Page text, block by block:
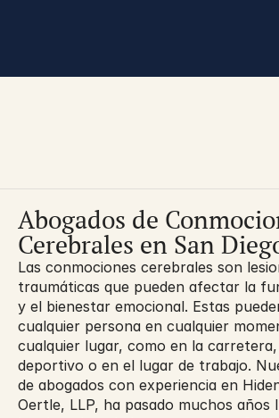
Abogados de
Cerebrales en San
Las conmociones cerebrales son
traumáticas que pueden afectar la
y el bienestar emocional. Estas
cualquier persona en cualquier
cualquier lugar, como en la
deportivo o en el lugar de trabajo.
de abogados con experiencia en
Oertle, LLP, ha pasado muchos años